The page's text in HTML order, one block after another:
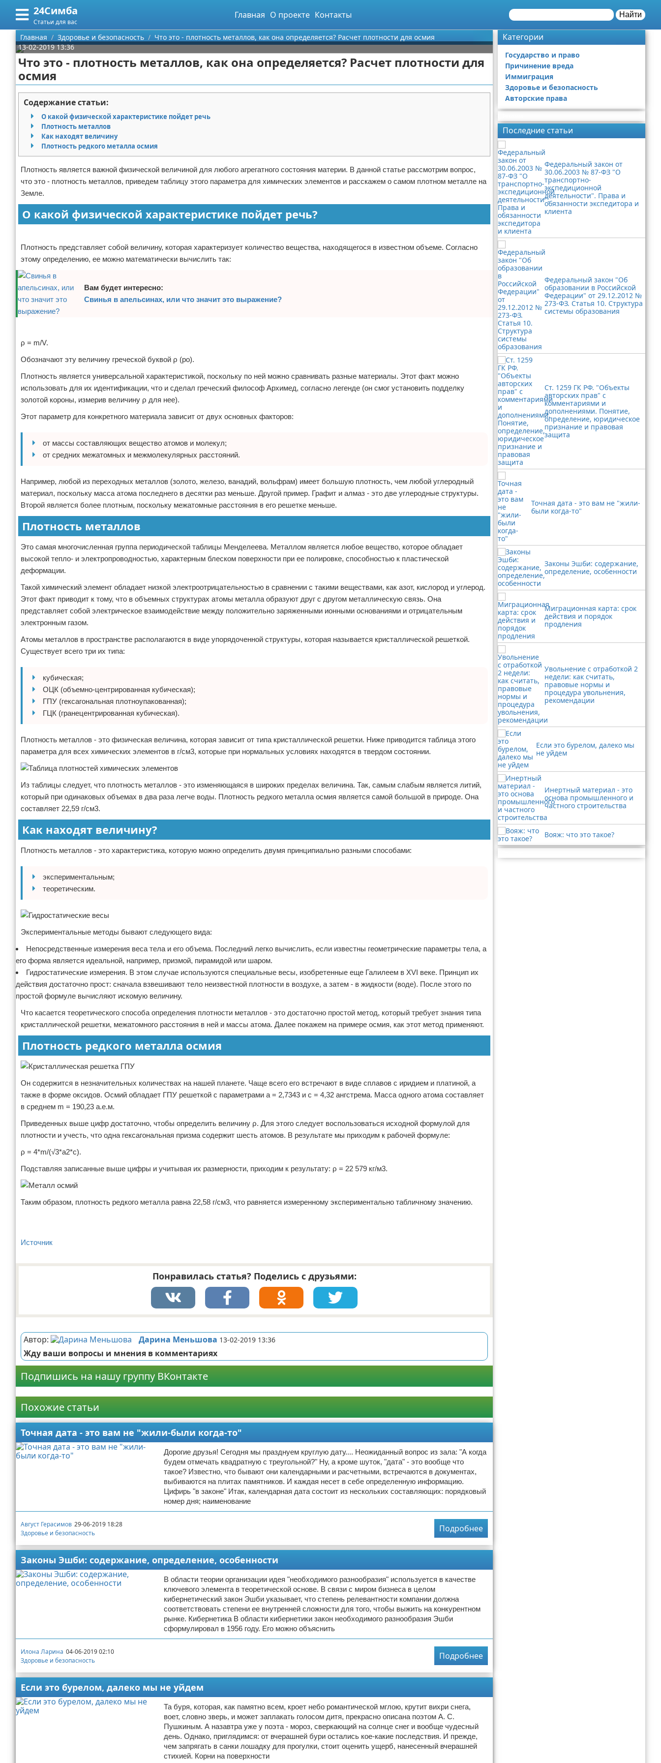
24Симба
Статьи для вас
Главная О проекте Контакты Найти
Меню
Главная
Категории
Государство и право
Причинение вреда
Иммиграция
Здоровье и безопасность
Авторские права
Поиск
О проекте
Контакты
Сотрудничество
Размещение рекламы
Для правообладателей
Условия предоставления информации
Главная Здоровье и безопасность
Что это - плотность металлов, как она определяется? Расчет плотности для осмия
13-02-2019 13:36
Что это - плотность металлов, как она определяется? Расчет плотности для
осмия
Содержание статьи:
О какой физической характеристике пойдет речь
Плотность металлов
Как находят величину
Плотность редкого металла осмия
Плотность является важной физической величиной для любого агрегатного состояния материи. В данной статье рассмотрим вопрос,
что это - плотность металлов, приведем таблицу этого параметра для химических элементов и расскажем о самом плотном металле на
Земле.
О какой физической характеристике пойдет речь?
Плотность представляет собой величину, которая характеризует количество вещества, находящегося в известном объеме. Согласно
этому определению, ее можно математически вычислить так:
Вам будет интересно:
Свинья в апельсинах, или что значит это выражение?
ρ = m/V.
Обозначают эту величину греческой буквой ρ (ро).
Плотность является универсальной характеристикой, поскольку по ней можно сравнивать разные материалы. Этот факт можно
использовать для их идентификации, что и сделал греческий философ Архимед, согласно легенде (он смог установить подделку
золотой короны, измерив величину ρ для нее).
Этот параметр для конкретного материала зависит от двух основных факторов:
от массы составляющих вещество атомов и молекул;
от средних межатомных и межмолекулярных расстояний.
Например, любой из переходных металлов (золото, железо, ванадий, вольфрам) имеет большую плотность, чем любой углеродный
материал, поскольку масса атома последнего в десятки раз меньше. Другой пример. Графит и алмаз - это две углеродные структуры.
Второй является более плотным, поскольку межатомные расстояния в его решетке меньше.
Плотность металлов
Это самая многочисленная группа периодической таблицы Менделеева. Металлом является любое вещество, которое обладает
высокой тепло- и электропроводностью, характерным блеском поверхности при ее полировке, способностью к пластической
деформации.
Такой химический элемент обладает низкой электроотрицательностью в сравнении с такими веществами, как азот, кислород и углерод.
Этот факт приводит к тому, что в объемных структурах атомы металла образуют друг с другом металлическую связь. Она
представляет собой электрическое взаимодействие между положительно заряженными ионными основаниями и отрицательным
электронным газом.
Атомы металлов в пространстве располагаются в виде упорядоченной структуры, которая называется кристаллической решеткой.
Существует всего три их типа:
кубическая;
ОЦК (объемно-центрированная кубическая);
ГПУ (гексагональная плотноупакованная);
ГЦК (гранецентрированная кубическая).
Плотность металлов - это физическая величина, которая зависит от типа кристаллической решетки. Ниже приводится таблица этого
параметра для всех химических элементов в г/см3, которые при нормальных условиях находятся в твердом состоянии.
Из таблицы следует, что плотность металлов - это изменяющаяся в широких пределах величина. Так, самым слабым является литий,
который при одинаковых объемах в два раза легче воды. Плотность редкого металла осмия является самой большой в природе. Она
составляет 22,59 г/см3.
Как находят величину?
Плотность металлов - это характеристика, которую можно определить двумя принципиально разными способами:
экспериментальным;
теоретическим.
Экспериментальные методы бывают следующего вида:
Непосредственные измерения веса тела и его объема. Последний легко вычислить, если известны геометрические параметры тела, а
его форма является идеальной, например, призмой, пирамидой или шаром.
Гидростатические измерения. В этом случае используются специальные весы, изобретенные еще Галилеем в XVI веке. Принцип их
действия достаточно прост: сначала взвешивают тело неизвестной плотности в воздухе, а затем - в жидкости (воде). После этого по
простой формуле вычисляют искомую величину.
Что касается теоретического способа определения плотности металлов - это достаточно простой метод, который требует знания типа
кристаллической решетки, межатомного расстояния в ней и массы атома. Далее покажем на примере осмия, как этот метод применяют.
Плотность редкого металла осмия
Он содержится в незначительных количествах на нашей планете. Чаще всего его встречают в виде сплавов с иридием и платиной, а
также в форме оксидов. Осмий обладает ГПУ решеткой с параметрами a = 2,7343 и c = 4,32 ангстрема. Масса одного атома составляет
в среднем m = 190,23 а.е.м.
Приведенных выше цифр достаточно, чтобы определить величину ρ. Для этого следует воспользоваться исходной формулой для
плотности и учесть, что одна гексагональная призма содержит шесть атомов. В результате мы приходим к рабочей формуле:
ρ = 4*m/(√3*a2*c).
Подставляя записанные выше цифры и учитывая их размерности, приходим к результату: ρ = 22 579 кг/м3.
Таким образом, плотность редкого металла равна 22,58 г/см3, что равняется измеренному экспериментально табличному значению.
Источник
Понравилась статья? Поделись с друзьями:
Автор: Дарина Меньшова 13-02-2019 13:36
Жду ваши вопросы и мнения в комментариях
Подпишись на нашу группу ВКонтакте
Похожие статьи
Точная дата - это вам не "жили-были когда-то"
Дорогие друзья! Сегодня мы празднуем круглую дату.... Неожиданный вопрос из зала: "А когда
будем отмечать квадратную с треугольной?" Ну, а кроме шуток, "дата" - это вообще что
такое? Известно, что бывают они календарными и расчетными, встречаются в документах,
выбиваются на плитах памятников. И каждая несет в себе определенную информацию.
Цифирь "в законе" Итак, календарная дата состоит из нескольких составляющих: порядковый
номер дня; наименование
Август Герасимов 29-06-2019 18:28
Здоровье и безопасность
Подробнее
Законы Эшби: содержание, определение, особенности
В области теории организации идея "необходимого разнообразия" используется в качестве
ключевого элемента в теоретической основе. В связи с миром бизнеса в целом
кибернетический закон Эшби указывает, что степень релевантности компании должна
соответствовать степени ее внутренней сложности для того, чтобы выжить на конкурентном
рынке. Кибернетика В области кибернетики закон необходимого разнообразия Эшби
сформулировал в 1956 году. Его можно объяснить
Илона Ларина 04-06-2019 02:10
Здоровье и безопасность
Подробнее
Если это бурелом, далеко мы не уйдем
Та буря, которая, как памятно всем, кроет небо романтической мглою, крутит вихри снега,
воет, словно зверь, и может заплакать голосом дитя, прекрасно описана поэтом А. С.
Пушкиным. А назавтра уже у поэта - мороз, сверкающий на солнце снег и вообще чудесный
день. Однако, приглядимся: от вчерашней бури остались кое-какие последствия. И прежде,
чем запрягать в санки лошадку для прогулки, стоит оценить ущерб, нанесенный вчерашней
стихией. Корни на поверхности
Категории
Государство и право
Причинение вреда
Иммиграция
Здоровье и безопасность
Авторские права
Последние статьи
Федеральный закон от
30.06.2003 № 87-ФЗ "О
транспортно-
экспедиционной
деятельности". Права и
обязанности экспедитора и
клиента
Федеральный закон "Об
образовании в Российской
Федерации" от 29.12.2012 №
273-ФЗ. Статья 10. Структура
системы образования
Ст. 1259 ГК РФ. "Объекты
авторских прав" с
комментариями и
дополнениями. Понятие,
определение, юридическое
признание и правовая
защита
Точная дата - это вам не "жили-
были когда-то"
Законы Эшби: содержание,
определение, особенности
Миграционная карта: срок
действия и порядок
продления
Увольнение с отработкой 2
недели: как считать,
правовые нормы и
процедура увольнения,
рекомендации
Если это бурелом, далеко мы
не уйдем
Инертный материал - это
основа промышленного и
частного строительства
Вояж: что это такое?